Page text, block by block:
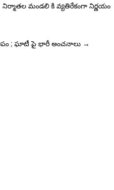
మండలి కి వ్యతిరేకంగా నిర్ణయం
; ఘాటీ పై భారీ అంచనాలు →